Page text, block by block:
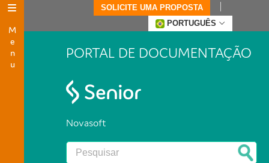
Menu
SOLICITE UMA PROPOSTA
PORTUGUÊS
PORTAL DE DOCUMENTAÇÃO
Novasoft